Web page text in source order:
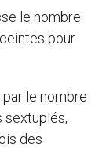
le nombre
pour
le nombre
sextuplés,
des